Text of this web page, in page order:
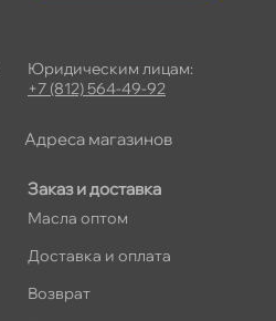
Заказ и доставка
Масла оптом
Доставка и оплата
озврат
Юридическим лицам:
+7 (812) 564-49-92
Адреса магазино